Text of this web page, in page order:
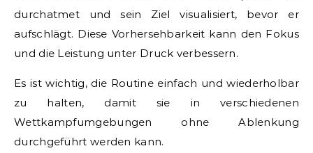
durchatmet und sein Ziel visualisiert, bevor er
aufschlägt. Diese Vorhersehbarkeit kann den Fokus
und die Leistung unter Druck verbessern.
Es ist wichtig, die Routine einfach und wiederholbar
zu halten, damit sie in verschiedenen
Wettkampfumgebungen ohne Ablenkung
durchgeführt werden kann.